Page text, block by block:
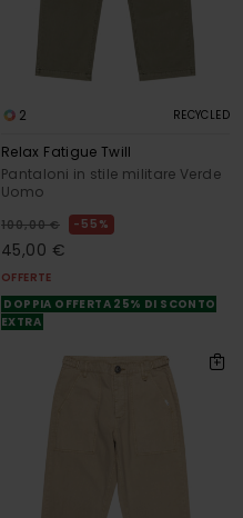
2 RECYCLED
Relax Fatigue Twill
Pantaloni in stile militare Verde
Uomo
100,00 € 55%
45,00 €
OFFERTE
DOPPIA OFFERTA 25% DI SCONTO
EXTRA